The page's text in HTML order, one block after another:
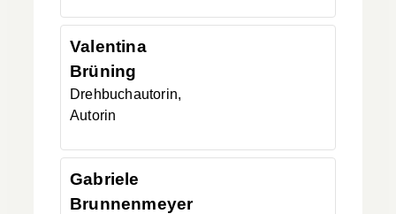
Valentina
Brüning
Drehbuchautorin,
Autorin
Gabriele
Brunnenmeyer